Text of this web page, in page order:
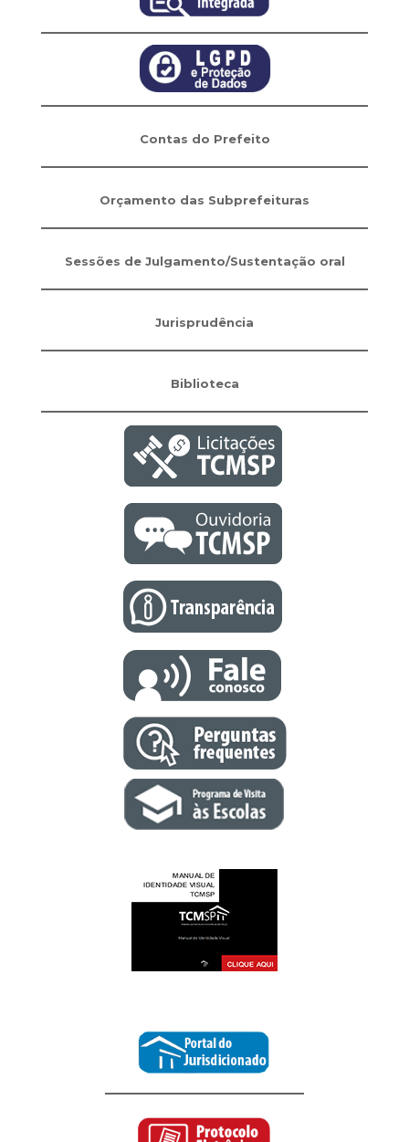
Contas do Prefeito
Orçamento das Subprefeituras
Sessões de Julgamento/Sustentação oral
Jurisprudência
Biblioteca